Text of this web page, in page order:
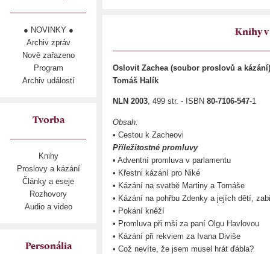
● NOVINKY ●
Archiv zpráv
Nově zařazeno
Program
Archiv událostí
Tvorba
Knihy
Proslovy a kázání
Články a eseje
Rozhovory
Audio a video
Personália
Knihy v
Oslovit Zachea (soubor proslovů a kázání)
Tomáš Halík
NLN 2003, 499 str. - ISBN 80-7106-547-1
Obsah:
• Cestou k Zacheovi
Příležitostné promluvy
• Adventní promluva v parlamentu
• Křestni kázání pro Niké
• Kázání na svatbě Martiny a Tomáše
• Kázání na pohřbu Zdenky a jejích dětí,
• Pokání kněží
• Promluva při mši za paní Olgu Havlovou
• Kázání při rekviem za Ivana Diviše
• Což nevíte, že jsem musel hrát ďábla?